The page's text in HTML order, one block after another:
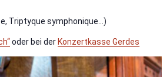
Triptyque symphonique…)
oder bei der Konzertkasse Gerdes